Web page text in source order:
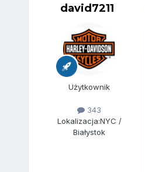
david7211
Użytkownik
343
Lokalizacja:NYC /
Białystok